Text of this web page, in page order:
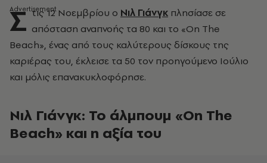
Σ τις 12 Νοεμβρίου ο Νιλ Γιάνγκ πλησίασε σε
απόσταση αναπνοής τα 80 και το «On The
Beach», ένας από τους καλύτερους δίσκους της
καριέρας του, έκλεισε τα 50 τον προηγούμενο Ιούλιο
και μόλις επανακυκλοφόρησε.
Νιλ Γιάνγκ: Το άλμπουμ «On The
Beach» και η αξία του